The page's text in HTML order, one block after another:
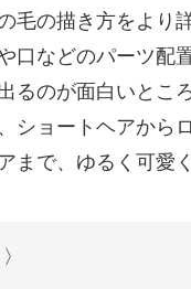
毛の描き方をより
口などのパーツ配
るのが面白いとこ
ショートヘアから
まで、ゆるく可愛